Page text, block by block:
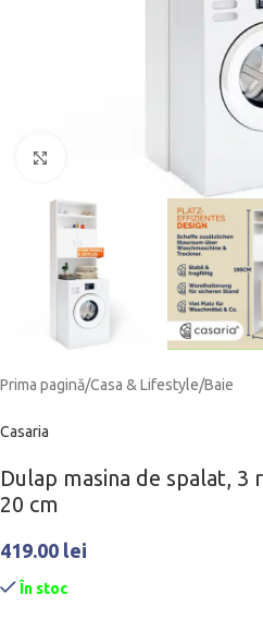
Prima pagină/Casa & Lifestyle/Baie
Casaria
Dulap masina de spalat, 3
20 cm
419.00 lei
În stoc